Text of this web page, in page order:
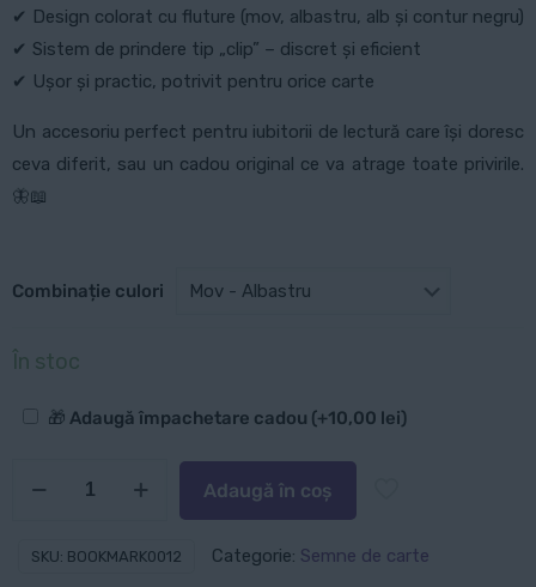
✔ Design colorat cu fluture (mov, albastru, alb și contur negru)
✔ Sistem de prindere tip „clip” – discret și eficient
✔ Ușor și practic, potrivit pentru orice carte
Un accesoriu perfect pentru iubitorii de lectură care își doresc
ceva diferit, sau un cadou original ce va atrage toate privirile.
🦋📖
Combinație culori
În stoc
Opțiuni
🎁 Adaugă împachetare cadou (+10,00 lei)
Adaugă în coș
SKU: BOOKMARK0012 Categorie: Semne de carte